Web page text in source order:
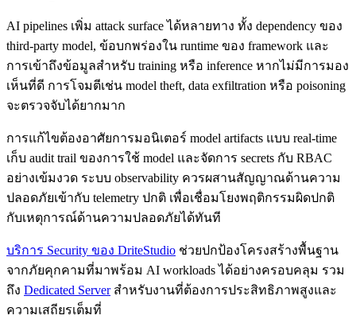
AI pipelines เพิ่ม attack surface ได้หลายทาง ทั้ง dependency ของ
third-party model, ข้อบกพร่องใน runtime ของ framework และ
การเข้าถึงข้อมูลสำหรับ training หรือ inference หากไม่มีการมอง
เห็นที่ดี การโจมตีเช่น model theft, data exfiltration หรือ poisoning
จะตรวจจับได้ยากมาก
การแก้ไขต้องอาศัยการมอนิเตอร์ model artifacts แบบ real-time
เก็บ audit trail ของการใช้ model และจัดการ secrets กับ RBAC
อย่างเข้มงวด ระบบ observability ควรผสานสัญญาณด้านความ
ปลอดภัยเข้ากับ telemetry ปกติ เพื่อเชื่อมโยงพฤติกรรมผิดปกติ
กับเหตุการณ์ด้านความปลอดภัยได้ทันที
บริการ Security ของ DriteStudio ช่วยปกป้องโครงสร้างพื้นฐาน
จากภัยคุกคามที่มาพร้อม AI workloads ได้อย่างครอบคลุม รวม
ถึง Dedicated Serverสำหรับงานที่ต้องการประสิทธิภาพสูงและ
ความเสถียรเต็มที่